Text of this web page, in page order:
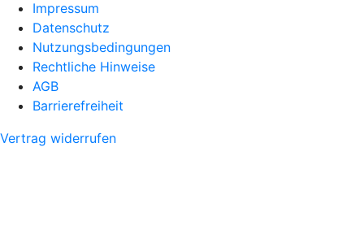
Impressum
Datenschutz
Nutzungsbedingungen
Rechtliche Hinweise
AGB
Barrierefreiheit
Vertrag widerrufen